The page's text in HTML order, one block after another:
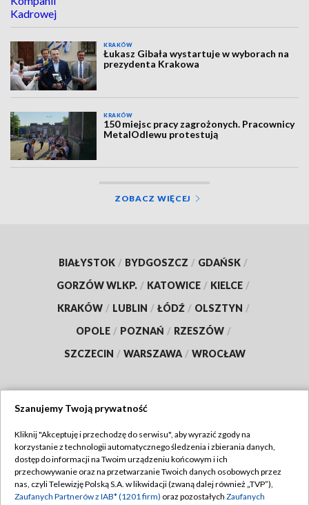
KRAKÓW
Łukasz Gibała wystartuje w wyborach na
prezydenta Krakowa
KRAKÓW
150 miejsc pracy zagrożonych. Pracownicy
MetalOdlewu protestują
ZOBACZ WIĘCEJ
BIAŁYSTOK / BYDGOSZCZ / GDAŃSK /
GORZÓW WLKP. / KATOWICE / KIELCE /
KRAKÓW / LUBLIN / ŁÓDŹ / OLSZTYN /
OPOLE / POZNAŃ / RZESZÓW /
SZCZECIN / WARSZAWA / WROCŁAW
TVP
Abonament TVP
Emisja w TVP
Regulamin TVP
Polityka prywatności
Szanujemy Twoją prywatność
Kliknij "Akceptuję i przechodzę do serwisu", aby wyrazić zgody na
korzystanie z technologii automatycznego śledzenia i zbierania danych,
dostęp do informacji na Twoim urządzeniu końcowym i ich
przechowywanie oraz na przetwarzanie Twoich danych osobowych przez
nas, czyli Telewizję Polską S.A. w likwidacji (zwaną dalej również „TVP”),
Zaufanych Partnerów z IAB* (1201 firm) oraz pozostałych Zaufanych